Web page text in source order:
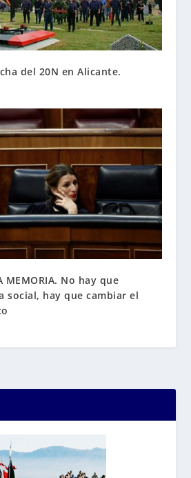
del 20N en Alicante.
MEMORIA. No hay que
social, hay que cambiar el